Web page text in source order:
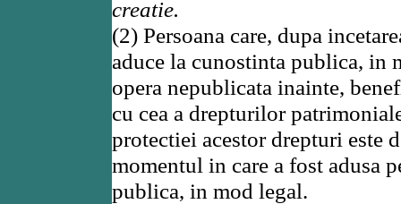
creatie.
(2) Persoana care, dupa
aduce la cunostinta publica, in
opera nepublicata inainte,
cu cea a drepturilor
protectiei acestor drepturi este
momentul in care a fost adusa
publica, in mod legal.